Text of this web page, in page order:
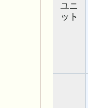
ユニ
ット